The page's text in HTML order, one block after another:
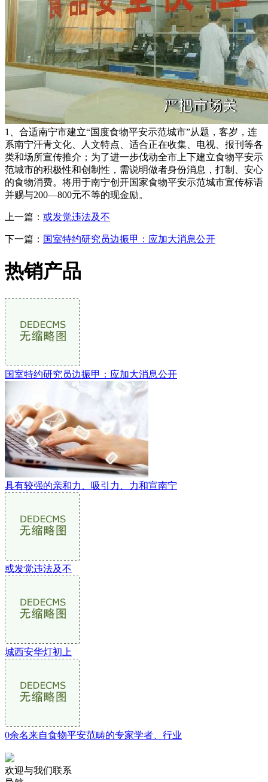
1、合适南宁市建立“国度食物平安示范城市”从题，客岁，连
系南宁汗青文化、人文特点、适合正在收集、电视、报刊等各
类和场所宣传推介；为了进一步伐动全市上下建立食物平安示
范城市的积极性和创制性，需说明做者身份消息，打制、安心
的食物消费。将用于南宁创开国家食物平安示范城市宣传标语
并赐与200—800元不等的现金励。
上一篇： 或发觉违法及不
下一篇： 国室特约研究员边振甲：应加大消息公开
热销产品
国室特约研究员边振甲：应加大消息公开
具有较强的亲和力、吸引力、力和宣南宁
或发觉违法及不
城西安华灯初上
0余名来自食物平安范畴的专家学者、行业
欢迎与我们联系